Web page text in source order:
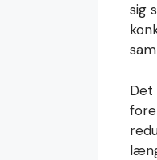
sig
Det